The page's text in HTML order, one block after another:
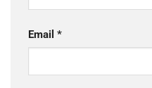
Email *